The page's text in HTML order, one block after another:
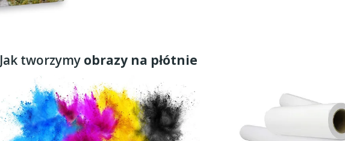
Jak tworzymyobrazy na płótnie